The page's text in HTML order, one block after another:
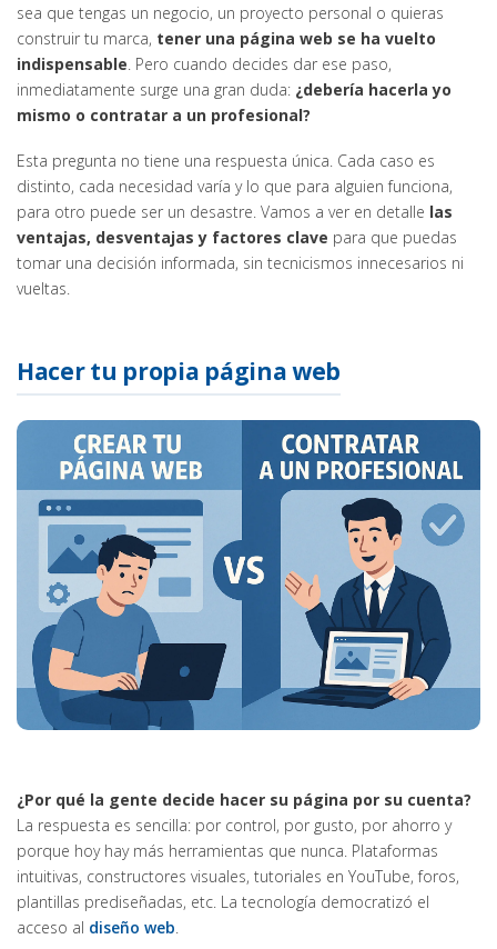
sea que tengas un negocio, un proyecto personal o quieras
construir tu marca, tener una página web se ha vuelto
indispensable. Pero cuando decides dar ese paso,
inmediatamente surge una gran duda: ¿debería hacerla yo
mismo o contratar a un profesional?
Esta pregunta no tiene una respuesta única. Cada caso es
distinto, cada necesidad varía y lo que para alguien funciona,
para otro puede ser un desastre. Vamos a ver en detalle las
ventajas, desventajas y factores clave para que puedas
tomar una decisión informada, sin tecnicismos innecesarios ni
vueltas.
Hacer tu propia página web
¿Por qué la gente decide hacer su página por su cuenta?
La respuesta es sencilla: por control, por gusto, por ahorro y
porque hoy hay más herramientas que nunca. Plataformas
intuitivas, constructores visuales, tutoriales en YouTube, foros,
plantillas prediseñadas, etc. La tecnología democratizó el
acceso al diseño web.